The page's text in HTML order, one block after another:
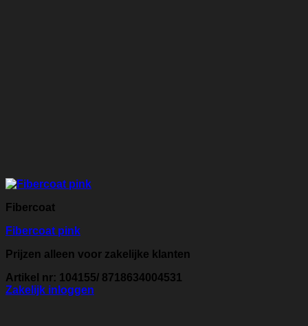
Fibercoat
Fibercoat pink
Prijzen alleen voor zakelijke klanten
Artikel nr: 104155/ 8718634004531
Zakelijk inloggen